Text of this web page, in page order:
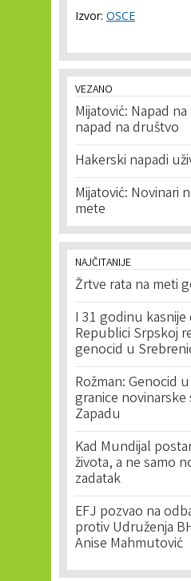
Izvor: OSCE
VEZANO
Mijatović: Napad
napad na društvo
Hakerski napadi
Mijatović: Novinari
mete
NAJČITANIJE
Žrtve rata na meti
I 31 godinu kasnije
Republici Srpskoj
genocid u
Rožman: Genocid
granice
Zapadu
Kad Mundijal
života, a ne samo
zadatak
EFJ pozvao na
protiv Udruženja
Anise Mahmutović